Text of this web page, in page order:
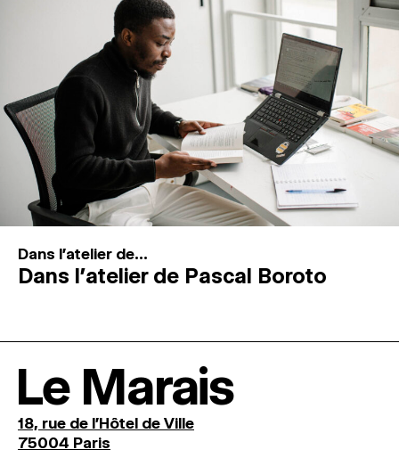
Dans l'atelier de...
Dans l’atelier de Pascal Boroto
Le Marais
18, rue de l'Hôtel de Ville
75004 Paris